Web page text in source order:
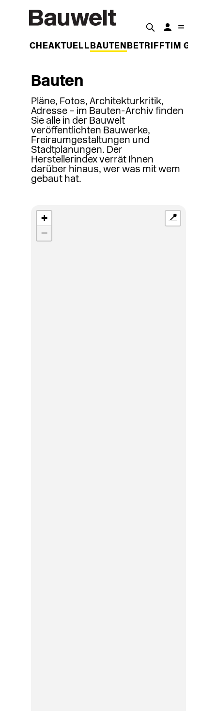
WOCHEAKTUELL BAUTEN BETRIFFT IM
Bauten
Pläne, Fotos, Architekturkritik,
Adresse – im Bauten-Archiv finden
Sie alle in der Bauwelt
veröffentlichten Bauwerke,
Freiraumgestaltungen und
Stadtplanungen. Der
Herstellerindex verrät Ihnen
darüber hinaus, wer was mit wem
gebaut hat.
+
−
📍